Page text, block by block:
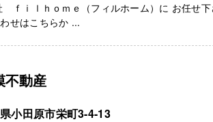
ｆｉｌｈｏｍｅ（フィルホーム）に お任せ
せはこちらか ...
不動産
小田原市栄町3-4-13